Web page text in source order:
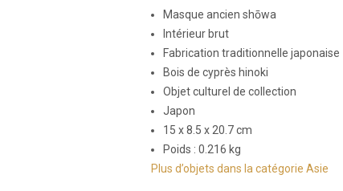
Masque ancien shōwa
Intérieur brut
Fabrication traditionnelle japonaise
Bois de cyprès hinoki
Objet culturel de collection
Japon
15 x 8.5 x 20.7 cm
Poids : 0.216 kg
Plus d’objets dans la catégorie Asie